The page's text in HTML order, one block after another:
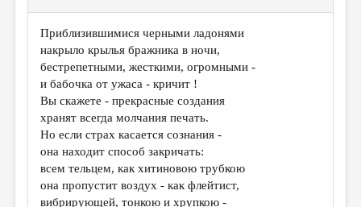
ПРАВИЛА САЙТА
ОТДЕЛЫ И РУБРИКИ
ИЗБРАННОЕ
ДАЙДЖЕСТ
ПРОИЗВЕДЕНИЯ
ПЕРЕВОДЫ
Приблизившимися черными ладонями
накрыло крылья бражника в ночи,
бестрепетными, жесткими, огромными -
и бабочка от ужаса - кричит !
Вы скажете - прекрасные создания
хранят всегда молчания печать.
Но если страх касается сознания -
она находит способ закричать:
всем тельцем, как хитиновою трубкою
она пропустит воздух - как флейтист,
вибрирующей, тонкою и хрупкою -